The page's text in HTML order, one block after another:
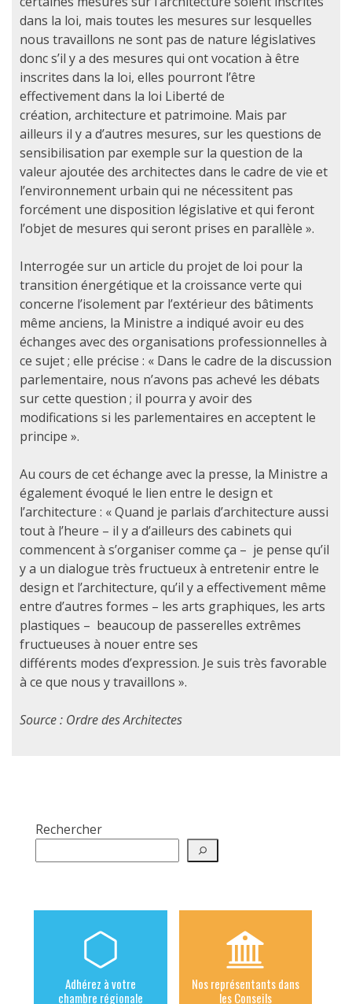
dans la loi, mais toutes les mesures sur lesquelles
nous travaillons ne sont pas de nature législatives
donc s’il y a des mesures qui ont vocation à être
inscrites dans la loi, elles pourront l’être
effectivement dans la loi Liberté de
création, architecture et patrimoine. Mais par
ailleurs il y a d’autres mesures, sur les questions de
sensibilisation par exemple sur la question de la
valeur ajoutée des architectes dans le cadre de vie et
l’environnement urbain qui ne nécessitent pas
forcément une disposition législative et qui feront
l’objet de mesures qui seront prises en parallèle ».
Interrogée sur un article du projet de loi pour la
transition énergétique et la croissance verte qui
concerne l’isolement par l’extérieur des bâtiments
même anciens, la Ministre a indiqué avoir eu des
échanges avec des organisations professionnelles à
ce sujet ; elle précise : « Dans le cadre de la discussion
parlementaire, nous n’avons pas achevé les débats
sur cette question ; il pourra y avoir des
modifications si les parlementaires en acceptent le
principe ».
Au cours de cet échange avec la presse, la Ministre a
également évoqué le lien entre le design et
l’architecture : « Quand je parlais d’architecture aussi
tout à l’heure – il y a d’ailleurs des cabinets qui
commencent à s’organiser comme ça – je pense qu’il
y a un dialogue très fructueux à entretenir entre le
design et l’architecture, qu’il y a effectivement même
entre d’autres formes – les arts graphiques, les arts
plastiques – beaucoup de passerelles extrêmes
fructueuses à nouer entre ses
différents modes d’expression. Je suis très favorable
à ce que nous y travaillons ».
Source : Ordre des Architectes
Rechercher
Adhérez à votre
chambre régionale
Nos représentants dans
les Conseils